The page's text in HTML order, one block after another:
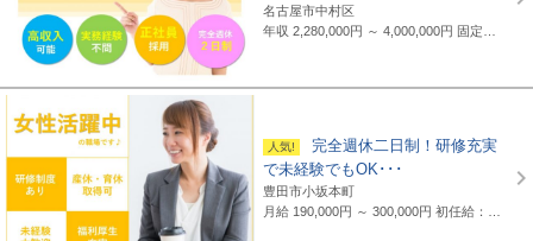
名古屋市中村区
年収 2,280,000円 ～ 4,000,000円 固定給制 月給16万円～25万円（諸手当含まず）＋報奨金＋賞与年2回 ※地域・能力により異なります。 ◆正職員の平均給与例 平均給与：434,000円(2019年度実績) ※上記には賞与は含まれていません。 ◆支給例 月給20万円～／東京・神奈川・千葉・埼玉の支社 月給19万円～／愛知・三重・京都・大阪の支社 月給18万円～／山梨・岐阜・静岡・滋賀・兵庫・広島・福岡の支社 ※一部支社により異なる ※入社前に行なわれる研修の受講手当は日給3500円～4000円（地域により異なる） ◆通勤交通費 月額3万5千円まで全額支給(超過部分は2万円まで半額支給)
完全週休二日制！研修充実
で未経験でもOK･･･
豊田市小坂本町
月給 190,000円 ～ 300,000円初任給：16万～25万円+諸手当(地域・能力により異なる) 例：20万～25万円（東京都勤務） 平均給与：423,000円(平成29年度実績) ※給与は年間平均の税込定例給与であり、賞与は含んでおりません。